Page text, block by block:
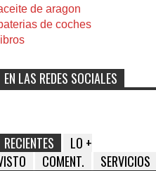
de aragon
de coches
libros
EN LAS REDES SOCIALES
RECIENTES
LO +
COMENT. SERVICIOS